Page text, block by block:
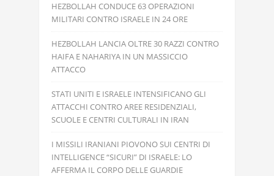
HEZBOLLAH CONDUCE 63 OPERAZIONI
MILITARI CONTRO ISRAELE IN 24 ORE
HEZBOLLAH LANCIA OLTRE 30 RAZZI CONTRO
HAIFA E NAHARIYA IN UN MASSICCIO
ATTACCO
STATI UNITI E ISRAELE INTENSIFICANO GLI
ATTACCHI CONTRO AREE RESIDENZIALI,
SCUOLE E CENTRI CULTURALI IN IRAN
I MISSILI IRANIANI PIOVONO SUI CENTRI DI
INTELLIGENCE “SICURI” DI ISRAELE: LO
AFFERMA IL CORPO DELLE GUARDIE